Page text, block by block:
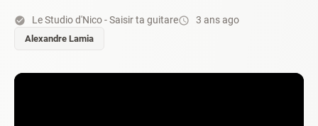
Le Studio d'Nico - Saisir ta guitare 3 ans ago
Alexandre Lamia